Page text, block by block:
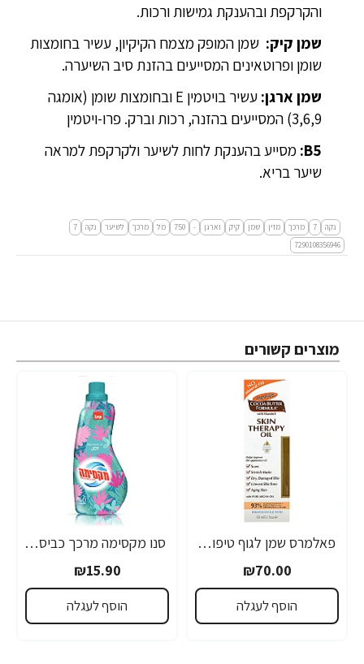
והקרקפת ובהענקת גמישות ורכות.
שמן קיק: שמן המופק מצמח הקיקיון, עשיר בחומצות
שומן ופרוטאינים המסייעים בהזנת סיב השיערה.
שמן ארגן:
עשיר בויטמין E ובחומצות שומן (אומגה
3,6,9) המסייעים בהזנה, רכות וברק. פרו-ויטמין
B5: מסייע בהענקת לחות לשיער ולקרקפת למראה
שיער בריא.
נקה 7 מרכך מזין שמן קיק וארגן -
750 מל מרכך לשיער נקה
7
7290108356946
מוצרים קשורים
פאלמרס שמן לגוף טיפולי להזנה ושיקום עם חמאת קקאו ויטמין E נפח 150 מ"ל - Palmer's
₪70.00
הוסף לעגלה
סנו מקסימה מרכך כביסה JOY מרוכז - 1 ליטר
₪15.90
הוסף לעגלה